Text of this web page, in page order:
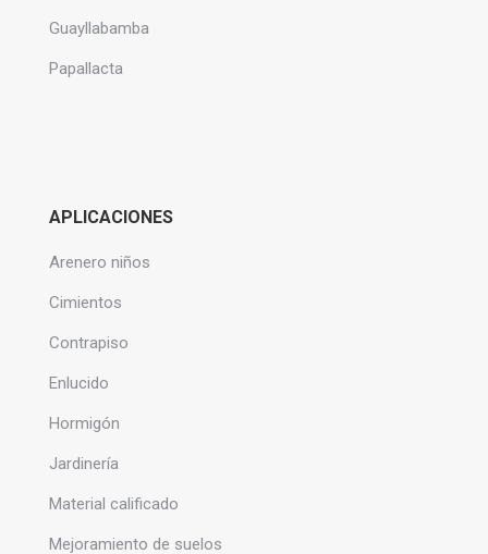
Guayllabamba
Papallacta
APLICACIONES
Arenero niños
Cimientos
Contrapiso
Enlucido
Hormigón
Jardinería
Material calificado
Mejoramiento de suelos